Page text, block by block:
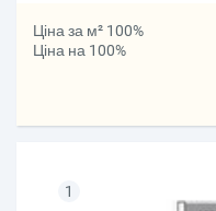
Ціна за м² 100%
Ціна на 100%
1